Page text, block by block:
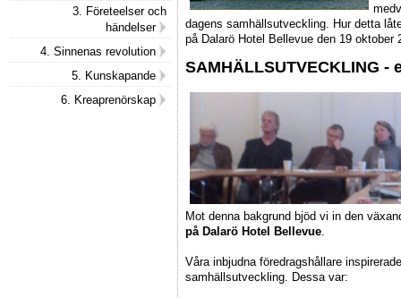
3. Företeelser och
händelser
4. Sinnenas revolution
5. Kunskapande
6. Kreaprenörskap
dagens samhällsutveckling. Hur detta
på Dalarö Hotel Bellevue den 19
SAMHÄLLSUTVECKLING
Mot denna bakgrund bjöd vi in den
på Dalarö Hotel Bellevue.
Våra inbjudna föredragshållare
samhällsutveckling. Dessa var: